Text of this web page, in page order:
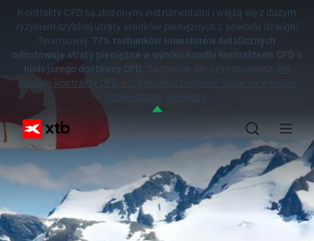
Kontrakty CFD są złożonymi instrumentami i wiążą się z dużym
ryzykiem szybkiej utraty środków pieniężnych z powodu dźwigni
finansowej. 77% rachunków inwestorów detalicznych
odnotowuje straty pieniężne w wyniku handlu kontraktami CFD u
niniejszego dostawcy CFD. Zastanów się, czy rozumiesz, jak
działają kontrakty CFD, i czy możesz pozwolić sobie na wysokie
ryzyko utraty pieniędzy.